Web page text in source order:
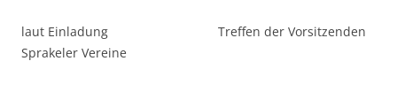
laut Einladung Treffen der Vorsitzenden
Sprakeler Vereine